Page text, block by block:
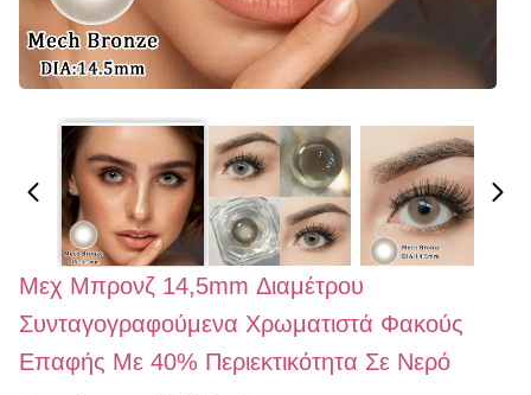
Μεχ Μπρονζ 14,5mm Διαμέτρου
Συνταγογραφούμενα Χρωματιστά Φακούς
Επαφής Με 40% Περιεκτικότητα Σε Νερό